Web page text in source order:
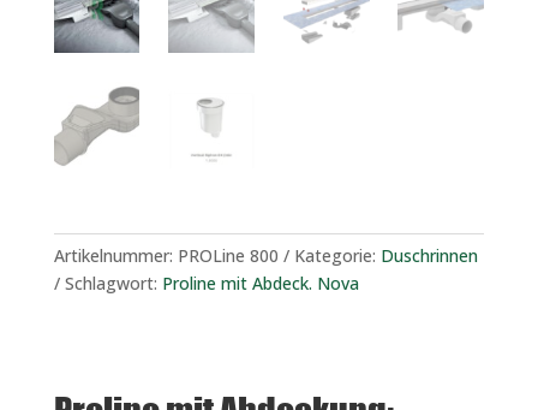
Artikelnummer: PROLine 800 Kategorie: Duschrinnen
Schlagwort: Proline mit Abdeck. Nova